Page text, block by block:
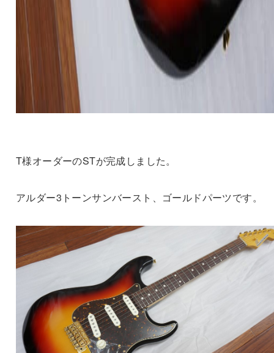
T様オーダーのSTが完成しました。
アルダー3トーンサンバースト、ゴールドパーツです。